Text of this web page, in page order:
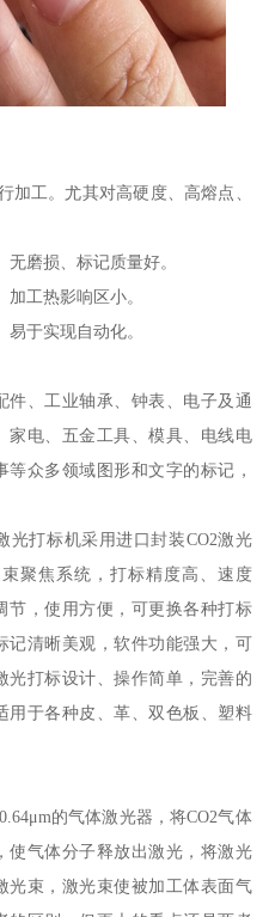
加工。尤其对高硬度、高熔点、
磨损、标记质量好。
工热影响区小。
于实现自动化。
件、工业轴承、钟表、电子及通
家电、五金工具、模具、电线电
众多领域图形和文字的标记，
光打标机采用进口封装CO2激光
聚焦系统，打标精度高、速度
节，使用方便，可更换各种打标
记清晰美观，软件功能强大，可
光打标设计、操作简单，完善的
用于各种皮、革、双色板、塑料
的气体激光器，将CO2气体
使气体分子释放出激光，将激光
光束，激光束使被加工体表面气